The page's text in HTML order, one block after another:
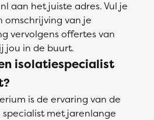
aan het juiste adres. Vul je
omschrijving van je
vervolgens offertes van
jou in de buurt.
isolatiespecialist
is de ervaring van de
specialist met jarenlange